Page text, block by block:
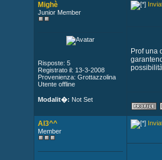
Mighè
Junior Member
Risposte: 5
Registrato il: 13-3-2008
Provenienza: Grottazzolina
Utente offline
Modalit�: Not Set
Prof una
Al3^^
Member